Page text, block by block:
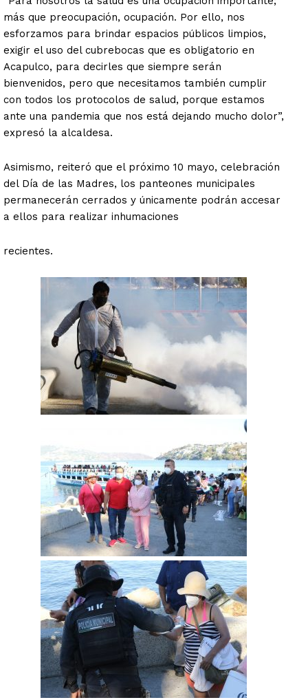
más que preocupación, ocupación. Por ello, nos
esforzamos para brindar espacios públicos limpios,
exigir el uso del cubrebocas que es obligatorio en
Acapulco, para decirles que siempre serán
bienvenidos, pero que necesitamos también cumplir
con todos los protocolos de salud, porque estamos
ante una pandemia que nos está dejando mucho dolor”,
expresó la alcaldesa.
Asimismo, reiteró que el próximo 10 mayo, celebración
del Día de las Madres, los panteones municipales
permanecerán cerrados y únicamente podrán accesar
a ellos para realizar inhumaciones
recientes.